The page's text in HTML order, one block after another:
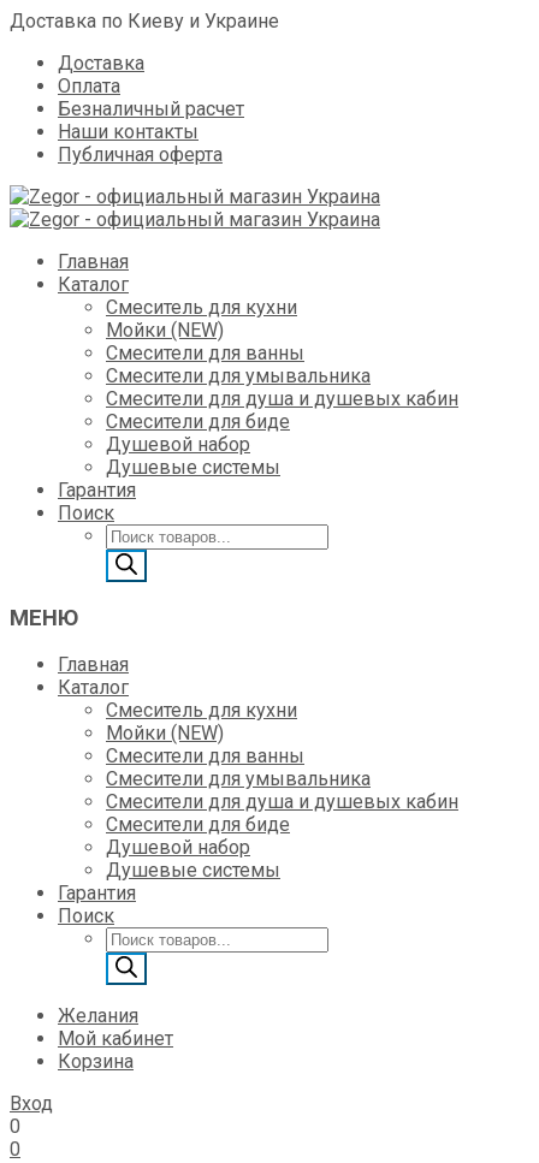
Доставка по Киеву и Украине
Доставка
Оплата
Безналичный расчет
Наши контакты
Публичная оферта
Skip
Главная
Каталог
Смеситель для кухни
Мойки (NEW)
Смесители для ванны
Смесители для умывальника
Смесители для душа и душевых кабин
Смесители для биде
Душевой набор
Душевые системы
Гарантия
Поиск
Поиск
товаров
МЕНЮ
Главная
Каталог
Смеситель для кухни
Мойки (NEW)
Смесители для ванны
Смесители для умывальника
Смесители для душа и душевых кабин
Смесители для биде
Душевой набор
Душевые системы
Гарантия
Поиск
Поиск
товаров
Желания
Мой кабинет
Корзина
Вход
0
0